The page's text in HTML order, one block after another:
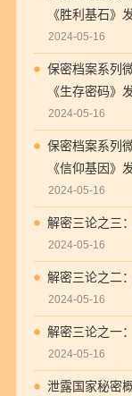
《胜利基石》
2024-05-16
保密档案系列
《生存密码》
2024-05-16
保密档案系列
《信仰基因》
2024-05-16
解密三论之三
2024-05-16
解密三论之二
2024-05-16
解密三论之一
2024-05-16
泄露国家秘密